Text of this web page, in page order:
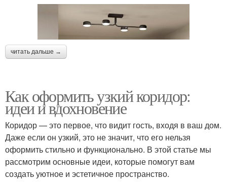
читать дальше →
Как оформить узкий коридор:
идеи и вдохновение
Коридор — это первое, что видит гость, входя в ваш дом.
Даже если он узкий, это не значит, что его нельзя
оформить стильно и функционально. В этой статье мы
рассмотрим основные идеи, которые помогут вам
создать уютное и эстетичное пространство.